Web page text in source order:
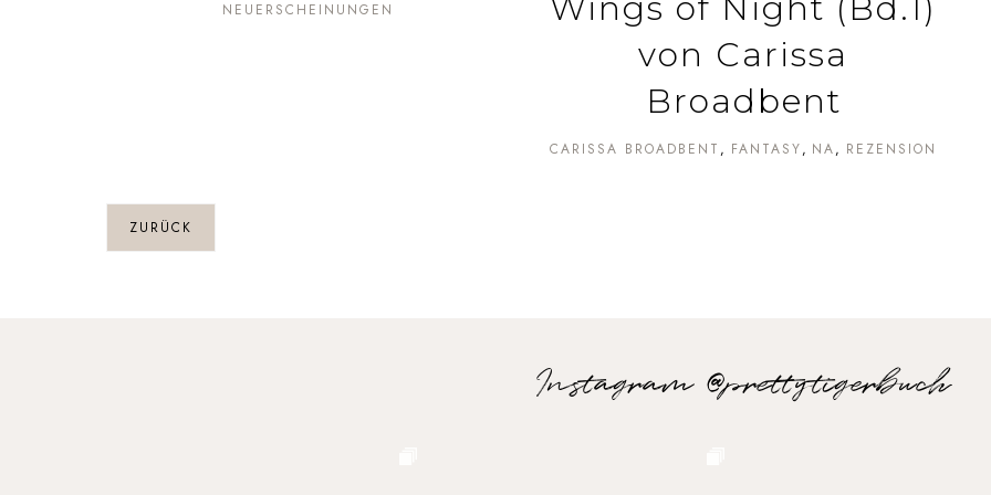
NEUERSCHEINUNGEN
von Carissa
Broadbent
CARISSA BROADBENT FANTASY NA REZENSION
ZURÜCK
Instagram @prettytigerbuch